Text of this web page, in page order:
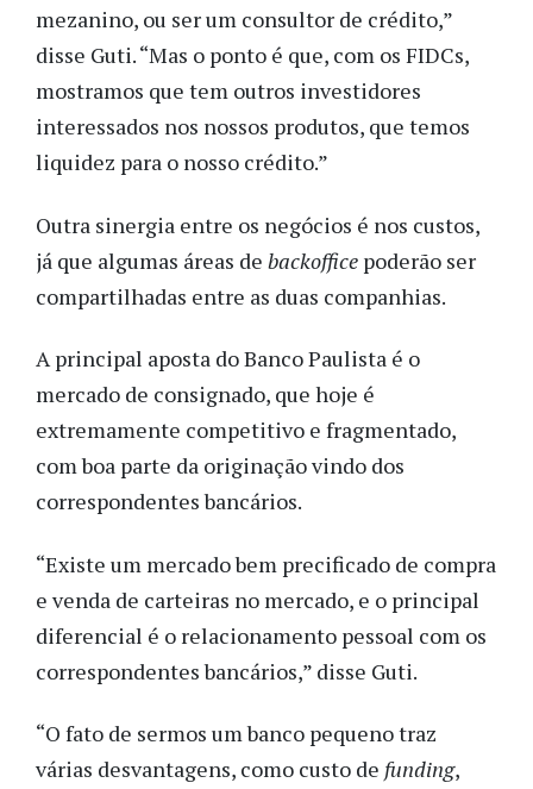
mezanino, ou ser um consultor de crédito,”
disse Guti. “Mas o ponto é que, com os FIDCs,
mostramos que tem outros investidores
interessados nos nossos produtos, que temos
liquidez para o nosso crédito.”
Outra sinergia entre os negócios é nos custos,
já que algumas áreas de backoffice poderão ser
compartilhadas entre as duas companhias.
A principal aposta do Banco Paulista é o
mercado de consignado, que hoje é
extremamente competitivo e fragmentado,
com boa parte da originação vindo dos
correspondentes bancários.
“Existe um mercado bem precificado de compra
e venda de carteiras no mercado, e o principal
diferencial é o relacionamento pessoal com os
correspondentes bancários,” disse Guti.
“O fato de sermos um banco pequeno traz
várias desvantagens, como custo de funding,